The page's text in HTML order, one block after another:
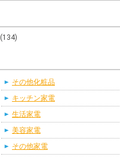
(134)
その他化粧品
キッチン家電
生活家電
美容家電
その他家電